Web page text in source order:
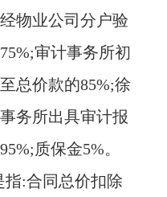
物业公司分户验
审计事务所初
总价款的85%;徐
务所出具审计报
质保金5%。
:合同总价扣除